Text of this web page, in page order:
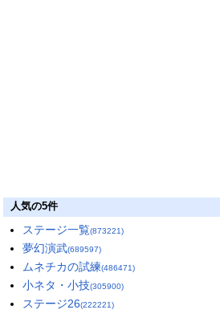
人気の5件
ステージ一覧(873221)
夢幻演武(689597)
ムネチカの試練(486471)
小ネタ・小技(305900)
ステージ26(222221)